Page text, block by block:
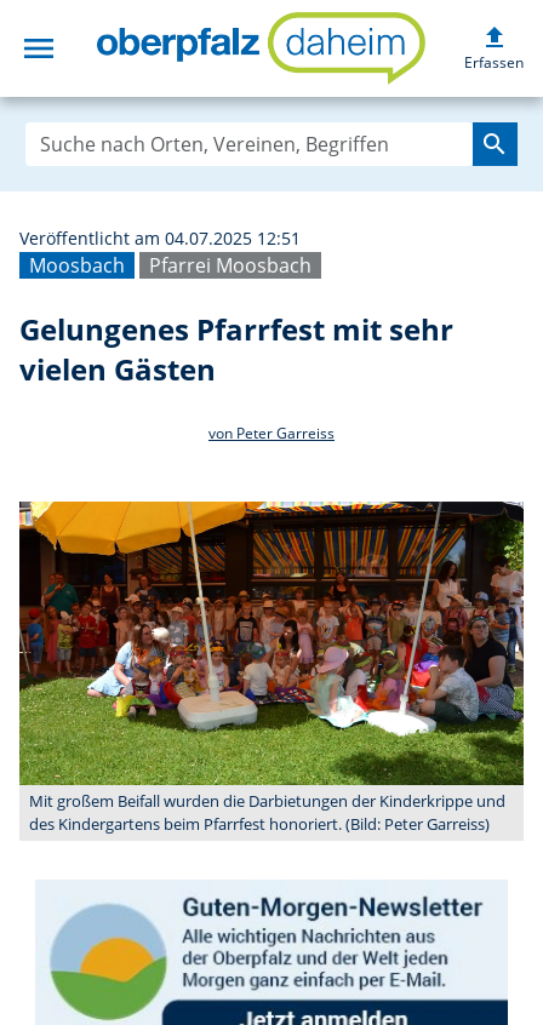
menu Gelungenes
upload
Erfassen
search
Moosbach Pfarrei Moosbach
Veröffentlicht am 04.07.2025 12:51
Gelungenes Pfarrfest mit sehr
vielen Gästen
von Peter Garreiss
Mit großem Beifall wurden die Darbietungen der Kinderkrippe und
des Kindergartens beim Pfarrfest honoriert. (Bild: Peter Garreiss)